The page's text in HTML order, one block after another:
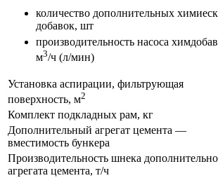
количество дополнительных
добавок, шт
производительность насоса
м3/ч (л/мин)
Установка аспирации, фильтрующая
поверхность, м2
Комплект подкладных рам, кг
Дополнительный агрегат цемента —
вместимость бункера
Производительность шнека
агрегата цемента, т/ч